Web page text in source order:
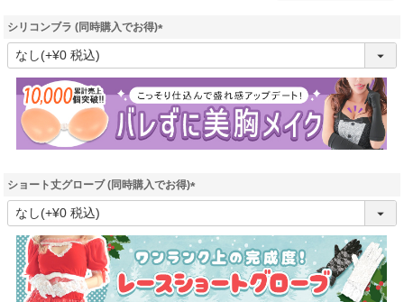
シリコンブラ (同時購入でお得)
(
須
)
ショート丈グローブ (同時購入でお得)
(
須
)